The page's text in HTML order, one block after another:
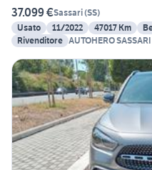
37.099 €Sassari(SS)
Usato
11/2022 47017 Km
Rivenditore AUTOHERO SASSARI